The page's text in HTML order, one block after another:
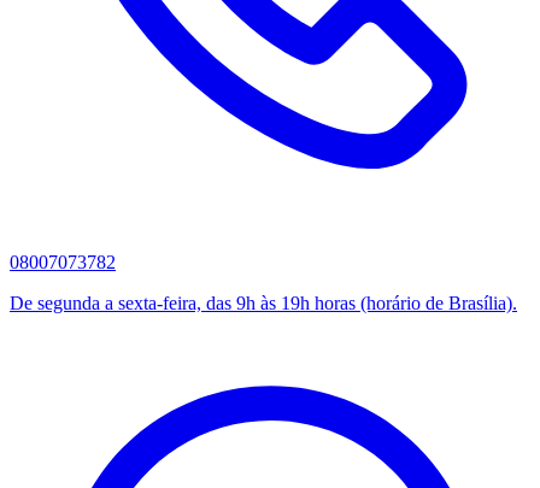
08007073782
De segunda a sexta-feira, das 9h às 19h horas (horário de Brasília).